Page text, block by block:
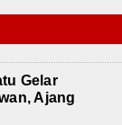
Gelar
Ajang